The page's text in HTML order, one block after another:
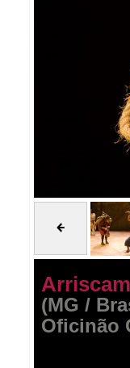
(MG /
Oficinão